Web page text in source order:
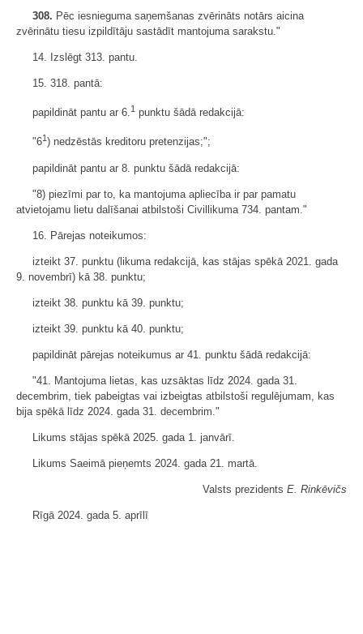
308. Pēc iesnieguma saņemšanas zvērināts notārs aicina
zvērinātu tiesu izpildītāju sastādīt mantojuma sarakstu."
14. Izslēgt 313. pantu.
15. 318. pantā:
papildināt pantu ar 6.1 punktu šādā redakcijā:
"61 ) nedzēstās kreditoru pretenzijas;";
papildināt pantu ar 8. punktu šādā redakcijā:
"8) piezīmi par to, ka mantojuma apliecība ir par pamatu
atvietojamu lietu dalīšanai atbilstoši Civillikuma 734. pantam."
16. Pārejas noteikumos:
izteikt 37. punktu (likuma redakcijā, kas stājas spēkā 2021. gada
9. novembrī) kā 38. punktu;
izteikt 38. punktu kā 39. punktu;
izteikt 39. punktu kā 40. punktu;
papildināt pārejas noteikumus ar 41. punktu šādā redakcijā:
"41. Mantojuma lietas, kas uzsāktas līdz 2024. gada 31.
decembrim, tiek pabeigtas vai izbeigtas atbilstoši regulējumam, kas
bija spēkā līdz 2024. gada 31. decembrim."
Likums stājas spēkā 2025. gada 1. janvārī.
Likums Saeimā pieņemts 2024. gada 21. martā.
Valsts prezidents E. Rinkēvičs
Rīgā 2024. gada 5. aprīlī